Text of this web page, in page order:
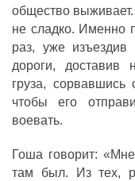
общество
не сладко. Именно
раз, уже
дороги, доставив
груза, сорвавшись
чтобы его
воевать.
Гоша говорит:
там был. Из тех,